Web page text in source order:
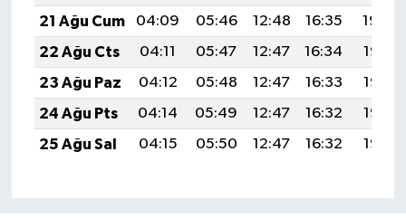
21 Ağu Cum
04:09 05:46 12:48 16:35
19:39
22 Ağu Cts
04:11 05:47 12:47 16:34
19:38
23 Ağu Paz
04:12 05:48 12:47 16:33
19:36
24 Ağu Pts
04:14 05:49 12:47 16:32
19:35
25 Ağu Sal
04:15 05:50 12:47 16:32 19:33